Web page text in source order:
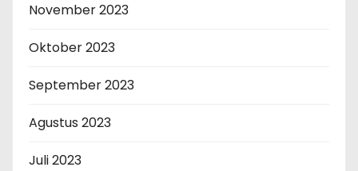
November 2023
Oktober 2023
September 2023
Agustus 2023
Juli 2023